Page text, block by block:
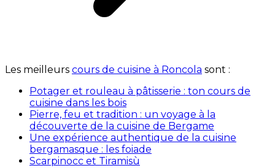
Les meilleurs cours de cuisine à Roncola sont :
Potager et rouleau à pâtisserie : ton cours de
cuisine dans les bois
Pierre, feu et tradition : un voyage à la
découverte de la cuisine de Bergame
Une expérience authentique de la cuisine
bergamasque : les foiade
Scarpinocc et Tiramisù